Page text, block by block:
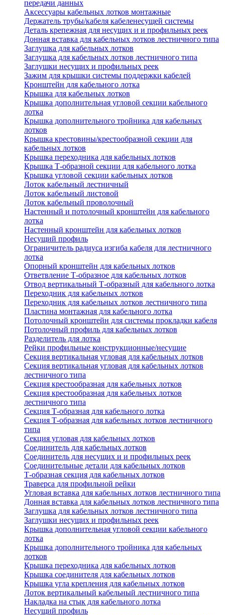
передачи данных
Аксессуары кабельных лотков монтажные
Держатель трубы/кабеля кабеленесущей системы
Деталь крепежная для несущих и и профильных реек
Донная вставка для кабельных лотков лестничного типа
Заглушка для кабельных лотков
Заглушка для кабельных лотков лестничного типа
Заглушки несущих и профильных реек
Зажим для крышки системы поддержки кабелей
Кронштейн для кабельного лотка
Крышка для кабельных лотков
Крышка дополнительная угловой секции кабельного
лотка
Крышка дополнительного тройника для кабельных
лотков
Крышка крестовины/крестообразной секции для
кабельных лотков
Крышка переходника для кабельных лотков
Крышка Т-образной секции для кабельного лотка
Крышка угловой секции кабельных лотков
Лоток кабельный лестничный
Лоток кабельный листовой
Лоток кабельный проволочный
Настенный и потолочный кронштейн для кабельного
лотка
Настенный кронштейн для кабельных лотков
Несущий профиль
Ограничитель радиуса изгиба кабеля для лестничного
лотка
Опорный кронштейн для кабельных лотков
Ответвление Т-образное для кабельных лотков
Отвод вертикальный Т-образный для кабельного лотка
Переходник для кабельных лотков
Переходник для кабельных лотков лестничного типа
Пластина монтажная для кабельного лотка
Потолочный кронштейн для системы прокладки кабеля
Потолочный профиль для кабельных лотков
Разделитель для лотка
Рейки профильные конструкционные/несущие
Секция вертикальная угловая для кабельных лотков
Секция вертикальная угловая для кабельных лотков
лестничного типа
Секция крестообразная для кабельных лотков
Секция крестообразная для кабельных лотков
лестничного типа
Секция Т-образная для кабельного лотка
Секция Т-образная для кабельных лотков лестничного
типа
Секция угловая для кабельных лотков
Соединитель для кабельных лотков
Соединитель для несущих и и профильных реек
Соединительные детали для кабельных лотков
Т-образная секция для кабельных лотков
Траверса для профильной рейки
Угловая вставка для кабельных лотков лестничного типа
Донная вставка для кабельных лотков лестничного типа
Заглушка для кабельных лотков лестничного типа
Заглушки несущих и профильных реек
Крышка дополнительная угловой секции кабельного
лотка
Крышка дополнительного тройника для кабельных
лотков
Крышка переходника для кабельных лотков
Крышка соединителя для кабельных лотков
Крышка угла крепления для кабельных лотков
Лоток вертикальный кабельный лестничного типа
Накладка на стык для кабельного лотка
Несущий профиль